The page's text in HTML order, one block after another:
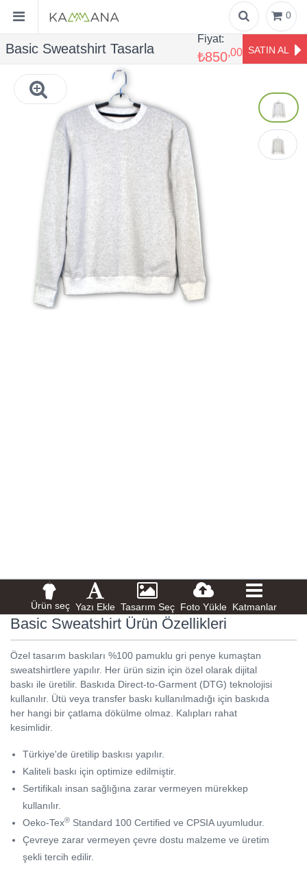
0
Basic Sweatshirt Tasarla
Fiyat:
₺850,00 SATIN AL
Ürün seç Yazı Ekle Tasarım Seç Foto Yükle Katmanlar
Basic Sweatshirt Ürün Özellikleri
Özel tasarım baskıları %100 pamuklu gri penye kumaştan
sweatshirtlere yapılır. Her ürün sizin için özel olarak dijital
baskı ile üretilir. Baskıda Direct-to-Garment (DTG) teknolojisi
kullanılır. Ütü veya transfer baskı kullanılmadığı için baskıda
her hangi bir çatlama dökülme olmaz. Kalıpları rahat
kesimlidir.
Türkiye'de üretilip baskısı yapılır.
Kaliteli baskı için optimize edilmiştir.
Sertifikalı insan sağlığına zarar vermeyen mürekkep
kullanılır.
Oeko-Tex® Standard 100 Certified ve CPSIA uyumludur.
Çevreye zarar vermeyen çevre dostu malzeme ve üretim
şekli tercih edilir.